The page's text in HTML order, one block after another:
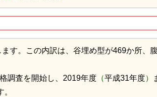
す。この内訳は、谷埋め型が469か所、
調査を開始し、2019年度 （平成31年度）